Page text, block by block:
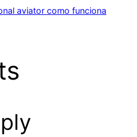
aviator como funciona